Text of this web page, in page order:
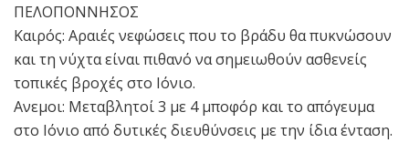
ΠΕΛΟΠΟΝΝΗΣΟΣ
Καιρός: Αραιές νεφώσεις που το βράδυ θα πυκνώσουν
και τη νύχτα είναι πιθανό να σημειωθούν ασθενείς
τοπικές βροχές στο Ιόνιο.
Ανεμοι: Μεταβλητοί 3 με 4 μποφόρ και το απόγευμα
στο Ιόνιο από δυτικές διευθύνσεις με την ίδια ένταση.